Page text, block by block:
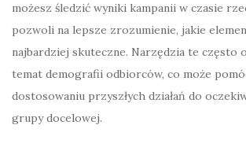
możesz śledzić wyniki kampanii w czasie
pozwoli na lepsze zrozumienie, jakie
najbardziej skuteczne. Narzędzia te często
temat demografii odbiorców, co może
dostosowaniu przyszłych działań do
grupy docelowej.